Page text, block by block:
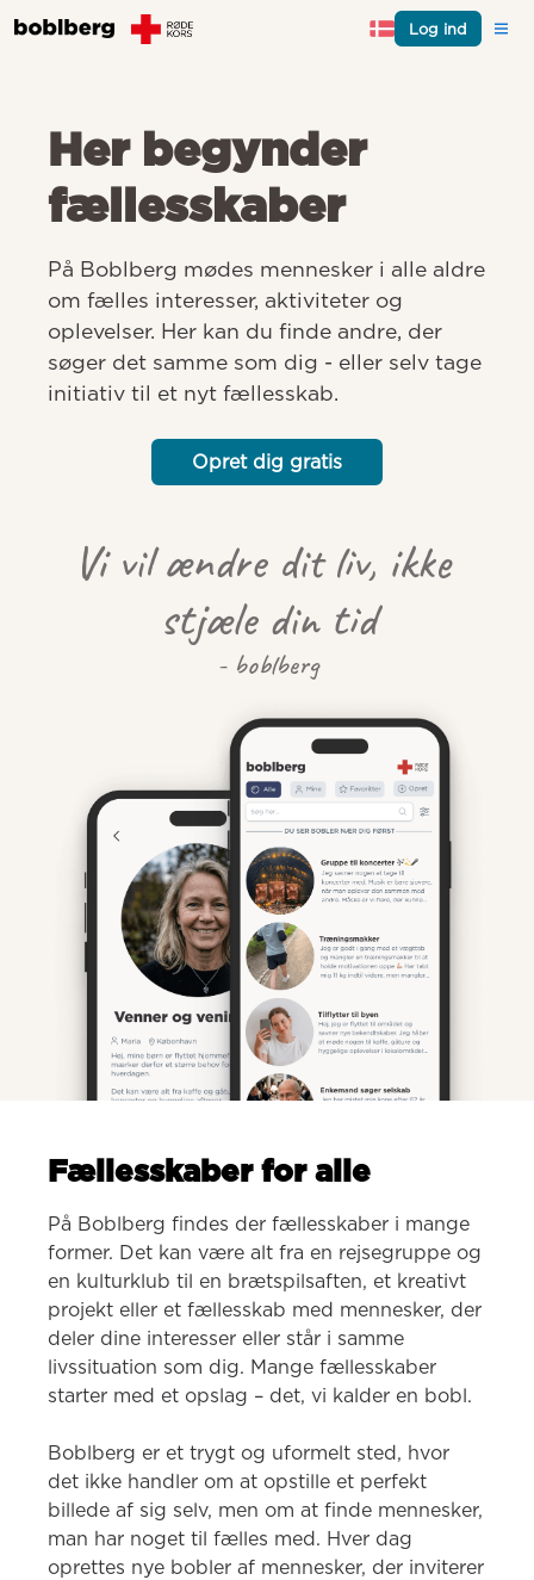
Log ind
Her begynder
fællesskaber
På Boblberg mødes mennesker i alle aldre
om fælles interesser, aktiviteter og
oplevelser. Her kan du finde andre, der
søger det samme som dig - eller selv tage
initiativ til et nyt fællesskab.
Opret dig gratis
Vi vil ændre dit liv, ikke
stjæle din tid
- boblberg
Fællesskaber for alle
På Boblberg findes der fællesskaber i mange
former. Det kan være alt fra en rejsegruppe og
en kulturklub til en brætspilsaften, et kreativt
projekt eller et fællesskab med mennesker, der
deler dine interesser eller står i samme
livssituation som dig. Mange fællesskaber
starter med et opslag – det, vi kalder en bobl.
Boblberg er et trygt og uformelt sted, hvor
det ikke handler om at opstille et perfekt
billede af sig selv, men om at finde mennesker,
man har noget til fælles med. Hver dag
oprettes nye bobler af mennesker, der inviterer